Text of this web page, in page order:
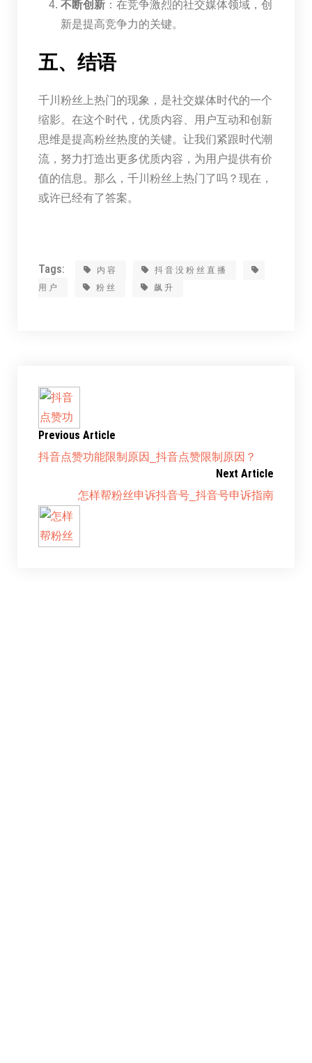
不断创新：在竞争激烈的社交媒体领域，创
新是提高竞争力的关键。
五、结语
千川粉丝上热门的现象，是社交媒体时代的一个
缩影。在这个时代，优质内容、用户互动和创新
思维是提高粉丝热度的关键。让我们紧跟时代潮
流，努力打造出更多优质内容，为用户提供有价
值的信息。那么，千川粉丝上热门了吗？现在，
或许已经有了答案。
Tags: 内容
抖音没粉丝直播
用户
粉丝 飙升
Previous Article
抖音点赞功能限制原因_抖音点赞限制原因？
Next Article
怎样帮粉丝申诉抖音号_抖音号申诉指南